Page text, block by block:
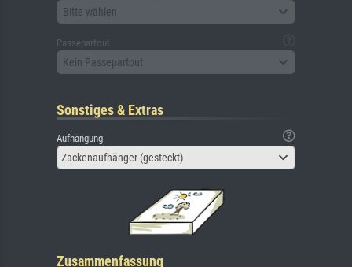
Bitte wählen
Passepartout
Kein Passepartout
Sonstiges & Extras
Aufhängung
Zackenaufhänger (gesteckt)
Zusammenfassung